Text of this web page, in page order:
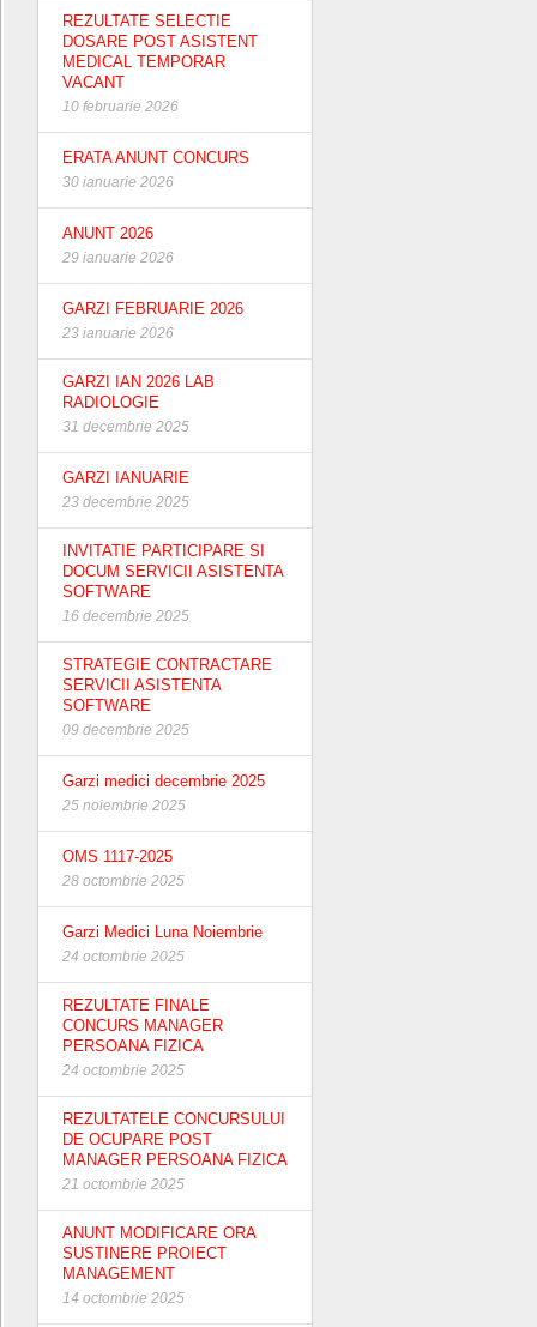
REZULTATE SELECTIE
DOSARE POST ASISTENT
MEDICAL TEMPORAR
VACANT
10 februarie 2026
ERATA ANUNT CONCURS
30 ianuarie 2026
ANUNT 2026
29 ianuarie 2026
GARZI FEBRUARIE 2026
23 ianuarie 2026
GARZI IAN 2026 LAB
RADIOLOGIE
31 decembrie 2025
GARZI IANUARIE
23 decembrie 2025
INVITATIE PARTICIPARE SI
DOCUM SERVICII ASISTENTA
SOFTWARE
16 decembrie 2025
STRATEGIE CONTRACTARE
SERVICII ASISTENTA
SOFTWARE
09 decembrie 2025
Garzi medici decembrie 2025
25 noiembrie 2025
OMS 1117-2025
28 octombrie 2025
Garzi Medici Luna Noiembrie
24 octombrie 2025
REZULTATE FINALE
CONCURS MANAGER
PERSOANA FIZICA
24 octombrie 2025
REZULTATELE CONCURSULUI
DE OCUPARE POST
MANAGER PERSOANA FIZICA
21 octombrie 2025
ANUNT MODIFICARE ORA
SUSTINERE PROIECT
MANAGEMENT
14 octombrie 2025